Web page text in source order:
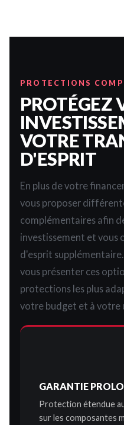
PROTECTIONS
PROTÉGEZ
VOTRE
D'ESPRIT
En plus de votre
vous proposer
complémentaires afin
investissement et
d'esprit
vous présenter ces
protections les plus
votre budget et à votre
GARANTIE
Protection étendue
sur les composantes